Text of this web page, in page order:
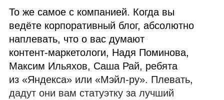
То же самое с компанией. Когда вы
ведёте корпоративный блог, абсолютно
наплевать, что о вас думают
контент‑маркетологи, Надя Поминова,
Максим Ильяхов, Саша Рай, ребята
из «Яндекса» или «Мэйл‑ру». Плевать,
дадут они вам статуэтку за лучший